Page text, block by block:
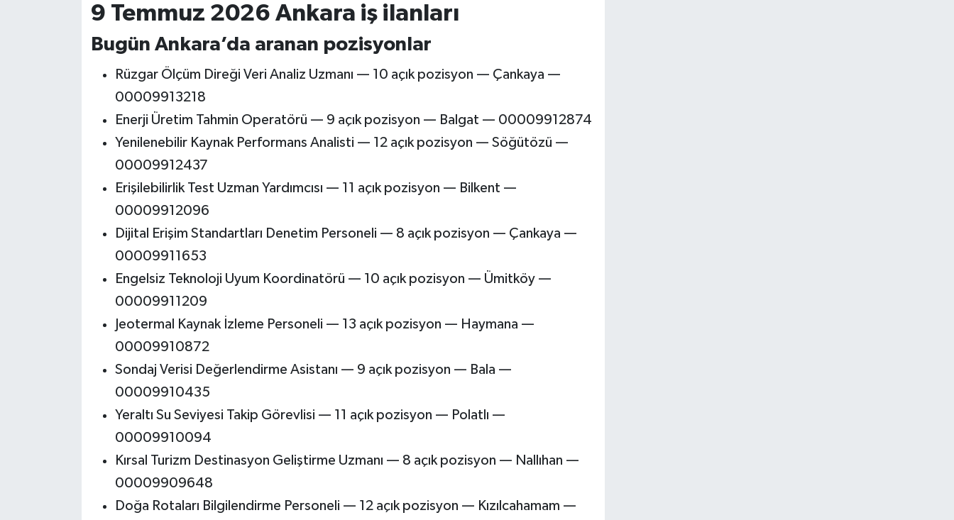
9 Temmuz 2026 Ankara iş ilanları
Bugün Ankara’da aranan pozisyonlar
Rüzgar Ölçüm Direği Veri Analiz Uzmanı — 10 açık pozisyon — Çankaya —
00009913218
Enerji Üretim Tahmin Operatörü — 9 açık pozisyon — Balgat — 00009912874
Yenilenebilir Kaynak Performans Analisti — 12 açık pozisyon — Söğütözü —
00009912437
Erişilebilirlik Test Uzman Yardımcısı — 11 açık pozisyon — Bilkent —
00009912096
Dijital Erişim Standartları Denetim Personeli — 8 açık pozisyon — Çankaya —
00009911653
Engelsiz Teknoloji Uyum Koordinatörü — 10 açık pozisyon — Ümitköy —
00009911209
Jeotermal Kaynak İzleme Personeli — 13 açık pozisyon — Haymana —
00009910872
Sondaj Verisi Değerlendirme Asistanı — 9 açık pozisyon — Bala —
00009910435
Yeraltı Su Seviyesi Takip Görevlisi — 11 açık pozisyon — Polatlı —
00009910094
Kırsal Turizm Destinasyon Geliştirme Uzmanı — 8 açık pozisyon — Nallıhan —
00009909648
Doğa Rotaları Bilgilendirme Personeli — 12 açık pozisyon — Kızılcahamam —